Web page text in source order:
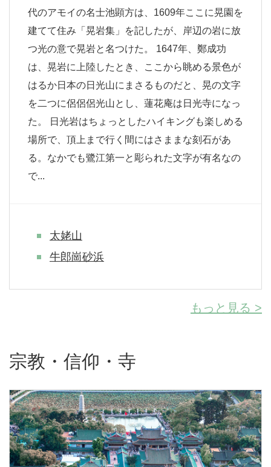
代のアモイの名士池顕方は、1609年ここに晃園を
建てて住み「晃岩集」を記したが、岸辺の岩に放
つ光の意で晃岩と名つけた。 1647年、鄭成功
は、晃岩に上陸したとき、ここから眺める景色が
はるか日本の日光山にまさるものだと、晃の文字
を二つに侶侶侶光山とし、蓮花庵は日光寺になっ
た。 日光岩はちょっとしたハイキングも楽しめる
場所で、頂上まで行く間にはさままな刻石があ
る。なかでも鷺江第一と彫られた文字が有名なの
で...
太姥山
牛郎崗砂浜
もっと見る >
宗教・信仰・寺